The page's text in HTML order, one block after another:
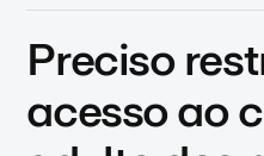
Preciso
acesso ao